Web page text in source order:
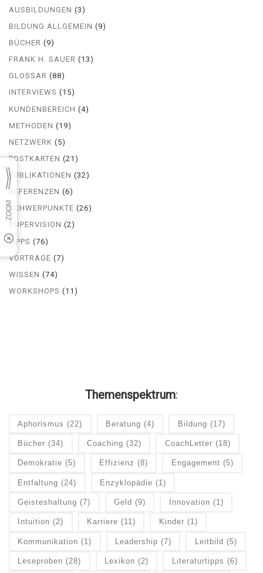
AUSBILDUNGEN (3)
BILDUNG ALLGEMEIN (9)
BÜCHER (9)
FRANK H. SAUER (13)
GLOSSAR (88)
INTERVIEWS (15)
KUNDENBEREICH (4)
METHODEN (19)
NETZWERK (5)
POSTKARTEN (21)
PUBLIKATIONEN (32)
REFERENZEN (6)
SCHWERPUNKTE (26)
SUPERVISION (2)
TIPPS (76)
VORTRÄGE (7)
WISSEN (74)
WORKSHOPS (11)
Themenspektrum:
Aphorismus (22) Beratung (4) Bildung (17)
Bücher (34) Coaching (32) CoachLetter (18)
Demokratie (5) Effizienz (8) Engagement (5)
Entfaltung (24) Enzyklopädie (1)
Geisteshaltung (7) Geld (9) Innovation (1)
Intuition (2) Karriere (11) Kinder (1)
Kommunikation (1) Leadership (7) Leitbild (5)
Leseproben (28) Lexikon (2) Literaturtipps (6)